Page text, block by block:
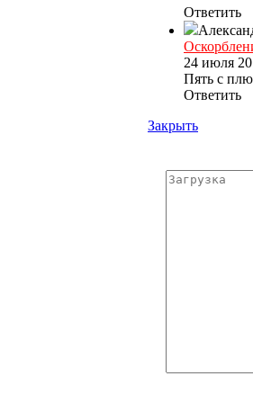
Ответить
24 июля
Пять с
Ответить
Закрыть